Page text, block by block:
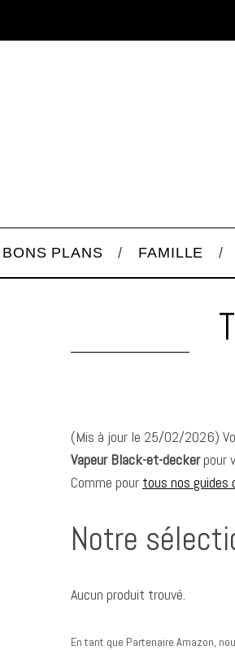
BONS PLANS FAMILLE
(Mis à jour le 25/02/2026)
Vapeur Black-et-deckerpour
Comme pour tous nos guides
Notre
Aucun produit trouvé.
En tant que Partenaire Amazon,